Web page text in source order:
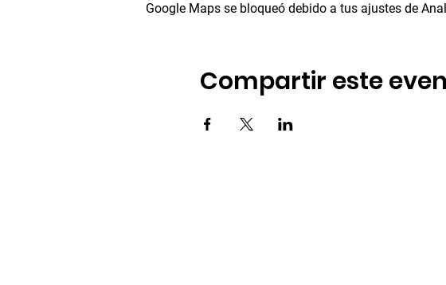
Google Maps se bloqueó debido a tus ajustes de
Compartir este